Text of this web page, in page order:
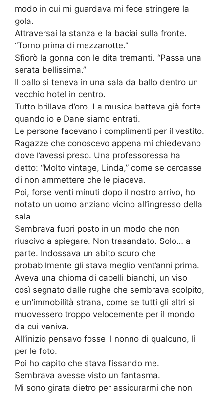
modo in cui mi guardava mi fece stringere la
gola.
Attraversai la stanza e la baciai sulla fronte.
“Torno prima di mezzanotte.”
Sfiorò la gonna con le dita tremanti. “Passa una
serata bellissima.”
Il ballo si teneva in una sala da ballo dentro un
vecchio hotel in centro.
Tutto brillava d’oro. La musica batteva già forte
quando io e Dane siamo entrati.
Le persone facevano i complimenti per il vestito.
Ragazze che conoscevo appena mi chiedevano
dove l’avessi preso. Una professoressa ha
detto: “Molto vintage, Linda,” come se cercasse
di non ammettere che le piaceva.
Poi, forse venti minuti dopo il nostro arrivo, ho
notato un uomo anziano vicino all’ingresso della
sala.
Sembrava fuori posto in un modo che non
riuscivo a spiegare. Non trasandato. Solo… a
parte. Indossava un abito scuro che
probabilmente gli stava meglio vent’anni prima.
Aveva una chioma di capelli bianchi, un viso
così segnato dalle rughe che sembrava scolpito,
e un’immobilità strana, come se tutti gli altri si
muovessero troppo velocemente per il mondo
da cui veniva.
All’inizio pensavo fosse il nonno di qualcuno, lì
per le foto.
Poi ho capito che stava fissando me.
Sembrava avesse visto un fantasma.
Mi sono girata dietro per assicurarmi che non